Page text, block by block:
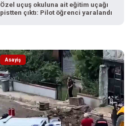
Özel uçuş okuluna ait eğitim uçağı
pistten çıktı: Pilot öğrenci yaralandı
Asayiş